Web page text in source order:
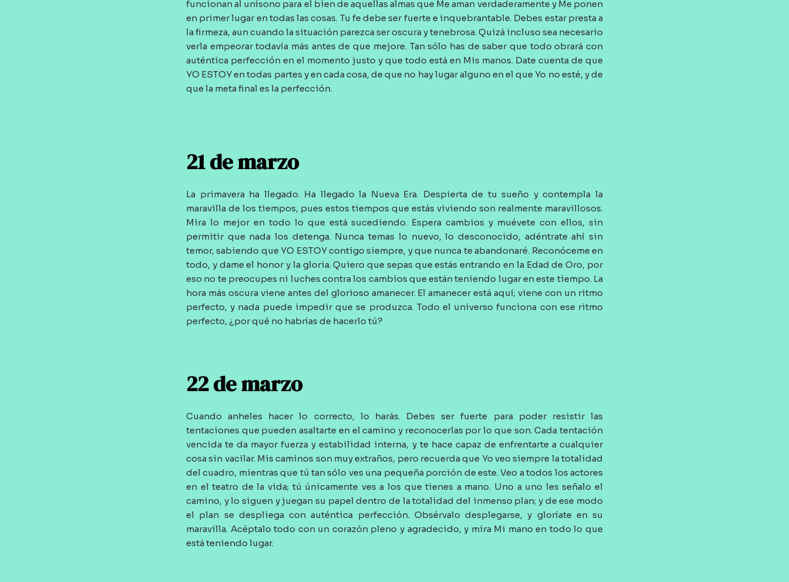
funcionan al unísono para el bien de aquellas almas que Me aman verdaderamente y Me ponen
en primer lugar en todas las cosas. Tu fe debe ser fuerte e inquebrantable. Debes estar presta a
la firmeza, aun cuando la situación parezca ser oscura y tenebrosa. Quizá incluso sea necesario
verla empeorar todavía más antes de que mejore. Tan sólo has de saber que todo obrará con
auténtica perfección en el momento justo y que todo está en Mis manos. Date cuenta de que
YO ESTOY en todas partes y en cada cosa, de que no hay lugar alguno en el que Yo no esté, y de
que la meta final es la perfección.
21 de marzo
La primavera ha llegado. Ha llegado la Nueva Era. Despierta de tu sueño y contempla la
maravilla de los tiempos, pues estos tiempos que estás viviendo son realmente maravillosos.
Mira lo mejor en todo lo que está sucediendo. Espera cambios y muévete con ellos, sin
permitir que nada los detenga. Nunca temas lo nuevo, lo desconocido, adéntrate ahí sin
temor, sabiendo que YO ESTOY contigo siempre, y que nunca te abandonaré. Reconóceme en
todo, y dame el honor y la gloria. Quiero que sepas que estás entrando en la Edad de Oro, por
eso no te preocupes ni luches contra los cambios que están teniendo lugar en este tiempo. La
hora más oscura viene antes del glorioso amanecer. El amanecer está aquí; viene con un ritmo
perfecto, y nada puede impedir que se produzca. Todo el universo funciona con ese ritmo
perfecto, ¿por qué no habrías de hacerlo tú?
22 de marzo
Cuando anheles hacer lo correcto, lo harás. Debes ser fuerte para poder resistir las
tentaciones que pueden asaltarte en el camino y reconocerlas por lo que son. Cada tentación
vencida te da mayor fuerza y estabilidad interna, y te hace capaz de enfrentarte a cualquier
cosa sin vacilar. Mis caminos son muy extraños, pero recuerda que Yo veo siempre la totalidad
del cuadro, mientras que tú tan sólo ves una pequeña porción de este. Veo a todos los actores
en el teatro de la vida; tú únicamente ves a los que tienes a mano. Uno a uno les señalo el
camino, y lo siguen y juegan su papel dentro de la totalidad del inmenso plan; y de ese modo
el plan se despliega con auténtica perfección. Obsérvalo desplegarse, y gloríate en su
maravilla. Acéptalo todo con un corazón pleno y agradecido, y mira Mi mano en todo lo que
está teniendo lugar.